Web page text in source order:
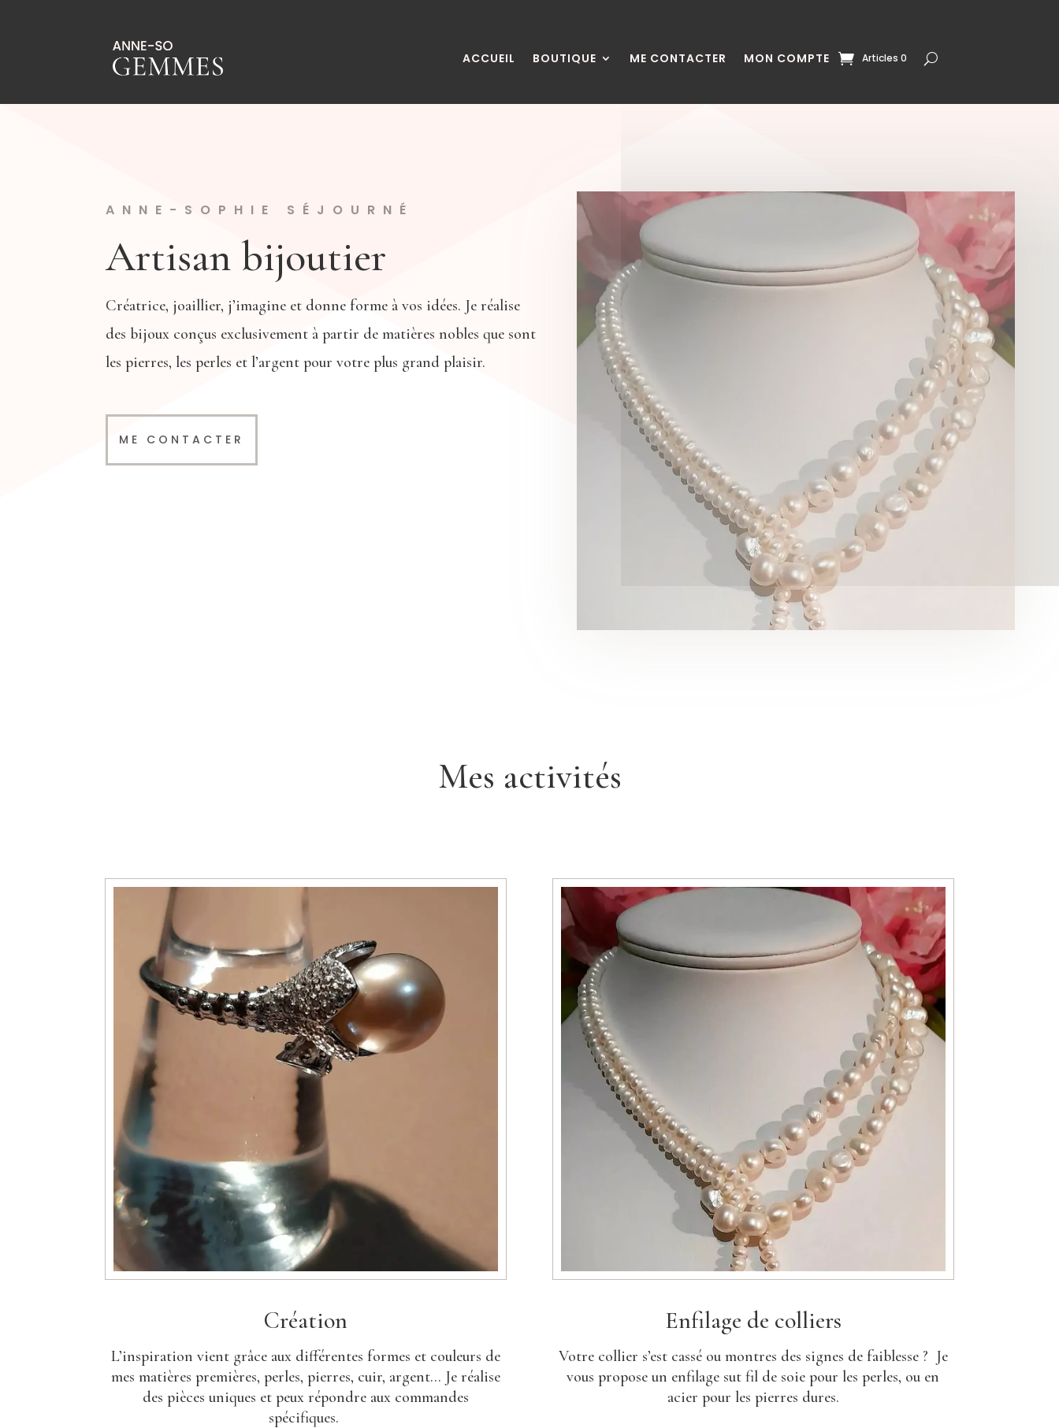
ACCUEIL BOUTIQUE ME CONTACTER MON COMPTE Articles 0
ANNE-SOPHIE SÉJOURNÉ
Artisan bijoutier
Créatrice, joaillier, j’imagine et donne forme à vos idées. Je réalise
des bijoux conçus exclusivement à partir de matières nobles que sont
les pierres, les perles et l’argent pour votre plus grand plaisir.
ME CONTACTER
Mes activités
Création
L’inspiration vient grâce aux différentes formes et couleurs de
mes matières premières, perles, pierres, cuir, argent… Je réalise
des pièces uniques et peux répondre aux commandes
spécifiques.
Enfilage de colliers
Votre collier s’est cassé ou montres des signes de faiblesse ? Je
vous propose un enfilage sut fil de soie pour les perles, ou en
acier pour les pierres dures.